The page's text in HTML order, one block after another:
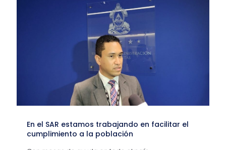
En el SAR estamos trabajando en facilitar el
cumplimiento a la población